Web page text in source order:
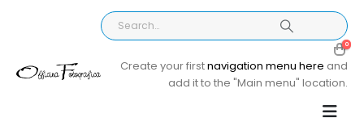
0
Create your firstnavigation menu here and
add it to the "Main menu" location.